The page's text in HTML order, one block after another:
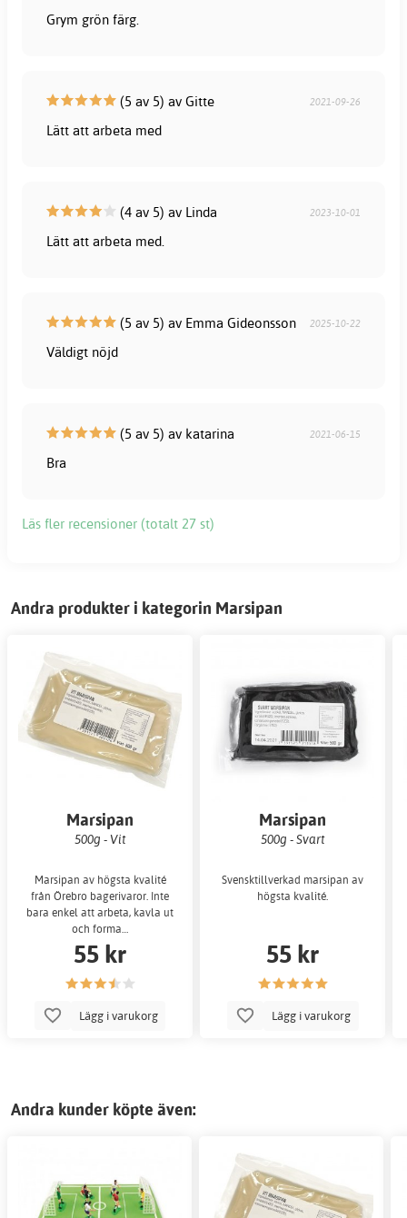
Grym grön färg.
(5 av 5) av Gitte 2021-09-26
Lätt att arbeta med
(4 av 5) av Linda 2023-10-01
Lätt att arbeta med.
(5 av 5) av Emma Gideonsson 2025-10-22
Väldigt nöjd
(5 av 5) av katarina 2021-06-15
Bra
Läs fler recensioner (totalt 27 st)
Andra produkter i kategorin Marsipan
Marsipan
500g - Vit
Marsipan av högsta kvalité
från Örebro bagerivaror. Inte
bara enkel att arbeta, kavla ut
och forma…
55 kr
Lägg i varukorg
Marsipan
500g - Svart
Svensktillverkad marsipan av
högsta kvalité.
55 kr
Lägg i varukorg
Andra kunder köpte även: